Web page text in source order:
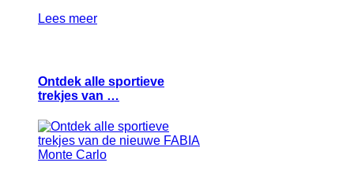
Lees meer
Ontdek alle sportieve
trekjes van …